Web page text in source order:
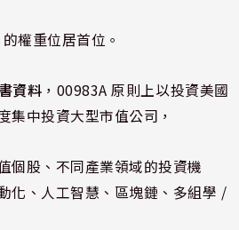
權重位居首位。
資料 ，00983A 原則上以投資美國
集中投資大型市值公司，
個股、不同產業領域的投資機
化、人工智慧、區塊鏈、多組學 /